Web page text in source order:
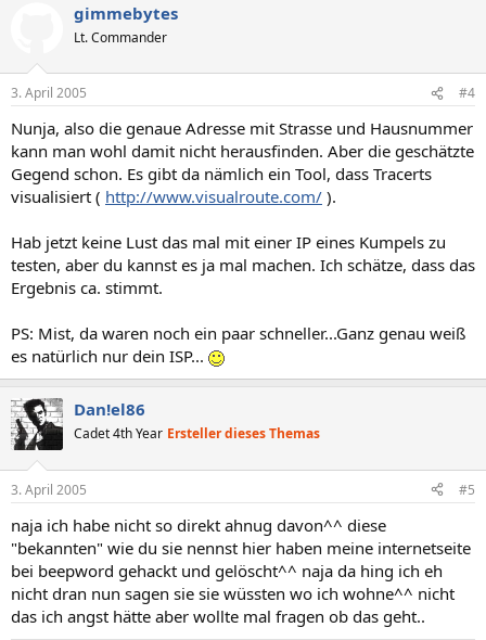
gimmebytes
Lt. Commander
3. April 2005 #4
Nunja, also die genaue Adresse mit Strasse und Hausnummer
kann man wohl damit nicht herausfinden. Aber die geschätzte
Gegend schon. Es gibt da nämlich ein Tool, dass Tracerts
visualisiert ( http://www.visualroute.com/ ).
Hab jetzt keine Lust das mal mit einer IP eines Kumpels zu
testen, aber du kannst es ja mal machen. Ich schätze, dass das
Ergebnis ca. stimmt.
PS: Mist, da waren noch ein paar schneller...Ganz genau weiß
es natürlich nur dein ISP...
Dan!el86
Cadet 4th Year Ersteller dieses Themas
3. April 2005 #5
naja ich habe nicht so direkt ahnug davon^^ diese
"bekannten" wie du sie nennst hier haben meine internetseite
bei beepword gehackt und gelöscht^^ naja da hing ich eh
nicht dran nun sagen sie sie wüssten wo ich wohne^^ nicht
das ich angst hätte aber wollte mal fragen ob das geht..